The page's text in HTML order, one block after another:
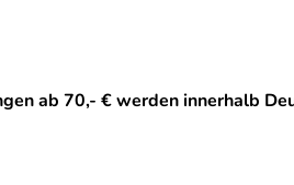
ab 70,- € werden innerhalb